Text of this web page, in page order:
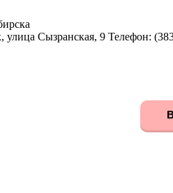
улица Сызранская, 9 Телефон: